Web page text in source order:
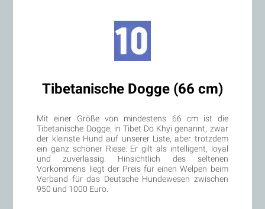
Tibetanische Dogge (66 cm)
Mit einer Größe von mindestens 66 cm ist die
Tibetanische Dogge, in Tibet Do Khyi genannt, zwar
der kleinste Hund auf unserer Liste, aber trotzdem
ein ganz schöner Riese. Er gilt als intelligent, loyal
und zuverlässig. Hinsichtlich des seltenen
Vorkommens liegt der Preis für einen Welpen beim
Verband für das Deutsche Hundewesen zwischen
950 und 1000 Euro.